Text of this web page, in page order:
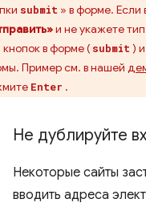
submit » в форме. Если
и не укажете
в форме ( submit)
Пример см. в нашей
Enter .
Не дублируйте
Некоторые сайты
вводить адреса